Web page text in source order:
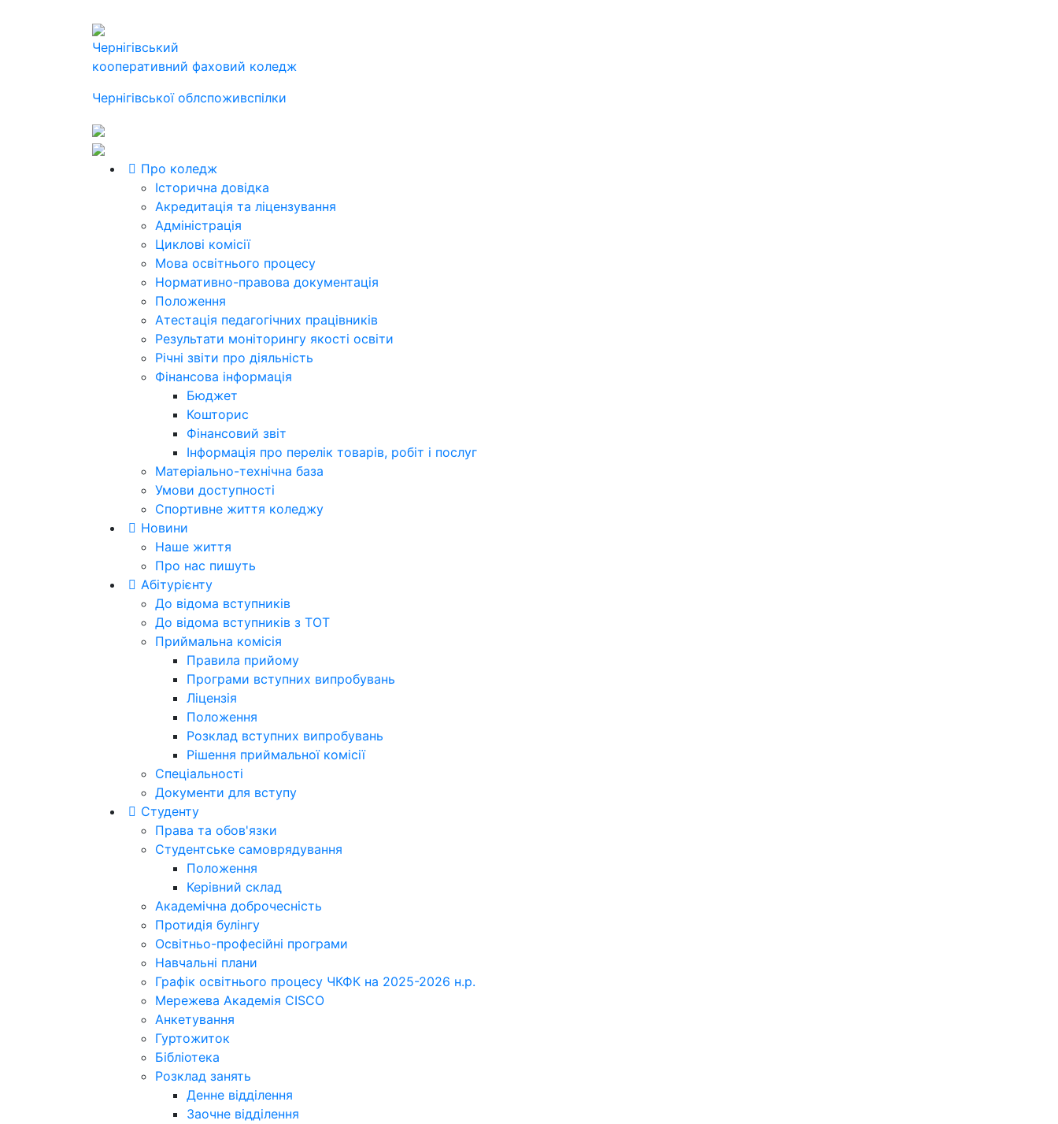
Чернігівський
кооперативний фаховий коледж
Чернігівської облспоживспілки
Про коледж
Історична довідка
Акредитація та ліцензування
Адміністрація
Циклові комісії
Мова освітнього процесу
Нормативно-правова документація
Положення
Атестація педагогічних працівників
Результати моніторингу якості освіти
Річні звіти про діяльність
Фінансова інформація
Бюджет
Кошторис
Фінансовий звіт
Інформація про перелік товарів, робіт і послуг
Матеріально-технічна база
Умови доступності
Спортивне життя коледжу
Новини
Наше життя
Про нас пишуть
Абітурієнту
До відома вступників
До відома вступників з ТОТ
Приймальна комісія
Правила прийому
Програми вступних випробувань
Ліцензія
Положення
Розклад вступних випробувань
Рішення приймальної комісії
Спеціальності
Документи для вступу
Студенту
Права та обов'язки
Студентське самоврядування
Положення
Керівний склад
Академічна доброчесність
Протидія булінгу
Освітньо-професійні програми
Навчальні плани
Графік освітнього процесу ЧКФК на 2025-2026 н.р.
Мережева Академія CISCO
Анкетування
Гуртожиток
Бібліотека
Розклад занять
Денне відділення
Заочне відділення